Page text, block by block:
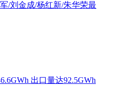
/刘金成/杨红新/朱华荣最
出口量达92.5GWh